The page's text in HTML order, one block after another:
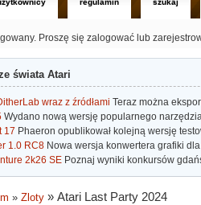
regulamin szukaj
Proszę się zalogować lub
świata Atari
wraz z źródłami Teraz można
Wydano nową wersję popularnego
17 Phaeron opublikował kolejną wersję
1.0 RC8 Nowa wersja konwertera grafiki
2k26 SE Poznaj wyniki konkursów
»Zloty »Atari Last Party 2024